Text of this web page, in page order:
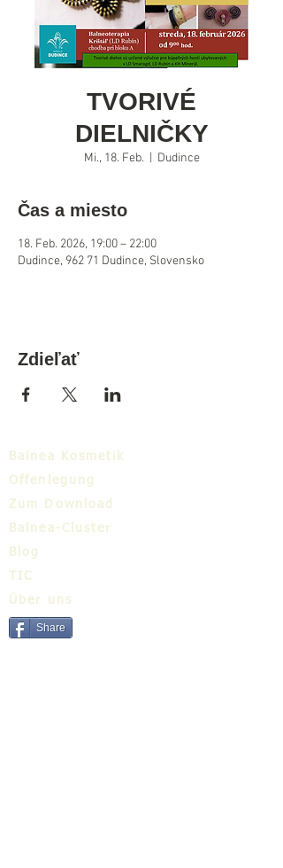
TVORIVÉ
DIELNIČKY
Mi., 18. Feb. Dudince
Čas a miesto
18. Feb. 2026, 19:00 – 22:00
Dudince, 962 71 Dudince, Slovensko
Zdieľať
Balnea Kosmetik
Offenlegung
Zum Download
Balnea-Cluster
Blog
TIC
Über uns
Share